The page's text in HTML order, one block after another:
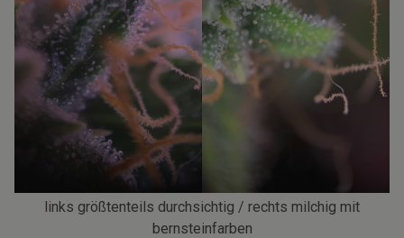
links größtenteils durchsichtig / rechts milchig mit
bernsteinfarben